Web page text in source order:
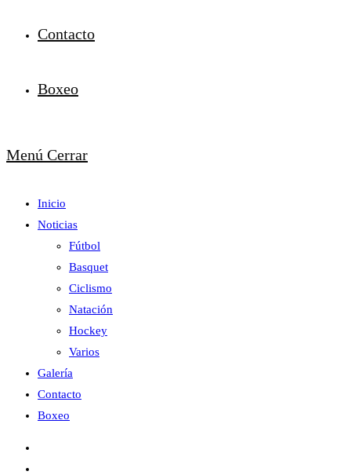
Contacto
Boxeo
Menú Cerrar
Inicio
Noticias
Fútbol
Basquet
Ciclismo
Natación
Hockey
Varios
Galería
Contacto
Boxeo